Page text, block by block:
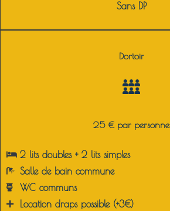
Sans DP
Dortoir
25 € par personne
2 lits doubles + 2 lits simples
Salle de bain commune
WC communs
Location draps possible (+3€)